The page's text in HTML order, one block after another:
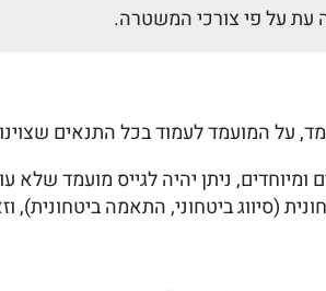
עת על פי צורכי המשטרה.
על המועמד לעמוד בכל התנאים
ומיוחדים, ניתן יהיה לגייס מועמד
(סיווג ביטחוני, התאמה ביטחונית),